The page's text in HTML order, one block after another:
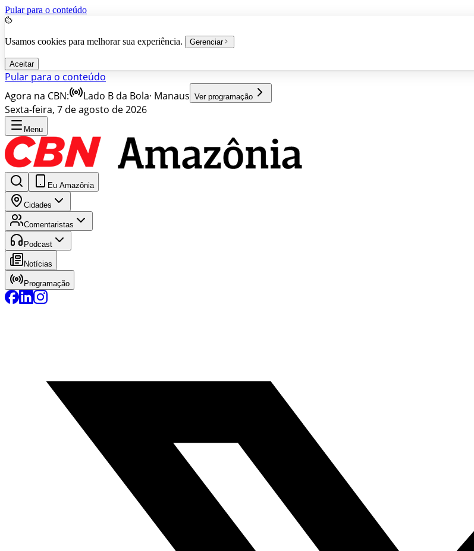
Pular para o conteúdo
Usamos cookies para melhorar sua experiência. Gerenciar
Aceitar
Pular para o conteúdo
Agora na CBN:
Lado B da Bola· Manaus Ver programação
Sexta-feira, 7 de agosto de 2026
Menu
Eu Amazônia
Cidades
Comentaristas
Podcast
Notícias
Programação